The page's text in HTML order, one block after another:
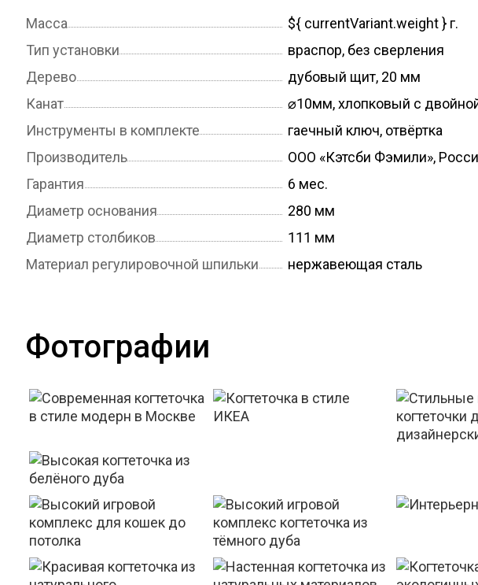
Масса
${ currentVariant.weight } г.
Тип установки
враспор, без сверления
Дерево
дубовый щит, 20 мм
Канат
⌀10мм, хлопковый с
Инструменты в комплекте
гаечный ключ, отвёртка
Производитель
ООО «Кэтсби Фэмили»,
Гарантия
6 мес.
Диаметр основания
280 мм
Диаметр столбиков
111 мм
Материал регулировочной шпильки
нержавеющая сталь
Фотографии